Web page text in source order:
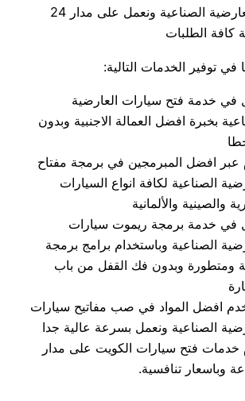
سيارات العارضية الصناعية ونعمل على مدار 24
كافة الطلبات
في توفير الخدمات التالية:
في خدمة فتح سيارات العارضية
بخبرة افضل العمالة الاجنبية وبدون
عبر افضل المبرمجين في برمجة مفتاح
الصناعية لكافة انواع السيارات
والصينية والألمانية
في خدمة برمجة ريموت سيارات
الصناعية وباستخدام برامج برمجة
ومتطورة وبدون فك القفل من باب
افضل المواد في صب مفاتيح سيارات
الصناعية ونعمل بسرعة عالية جدا
خدمات فتح سيارات الكويت على مدار
وباسعار تنافسية.